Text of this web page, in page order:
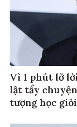
Vì 1 phút lỡ
lật tẩy
tượng học